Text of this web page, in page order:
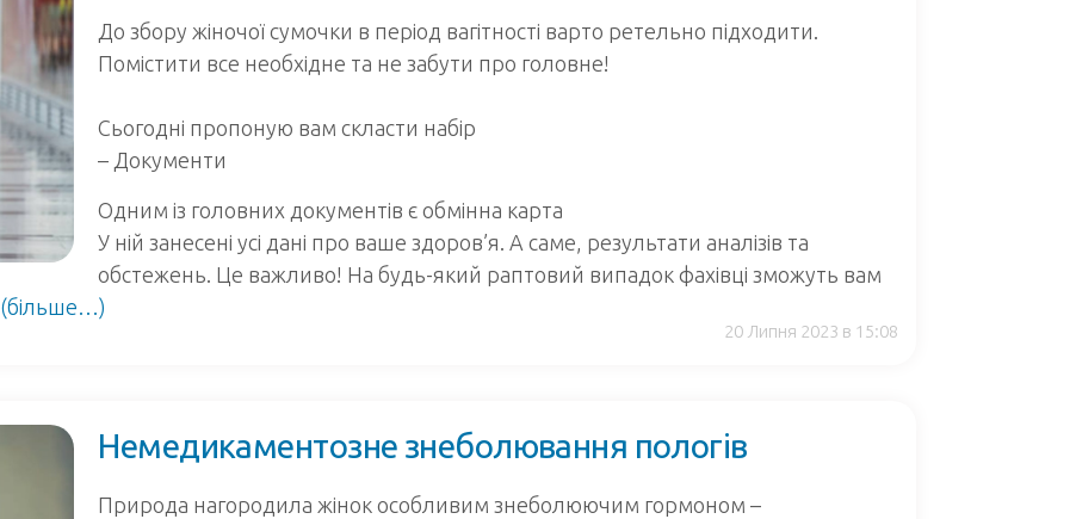
До збору жіночої сумочки в період вагітності варто ретельно підходити.
Помістити все необхідне та не забути про головне!
Сьогодні пропоную вам скласти набір ⠀
– Документи
Одним із головних документів є обмінна карта
У ній занесені усі дані про ваше здоров’я. А саме, результати аналізів та
обстежень. Це важливо! На будь-який раптовий випадок фахівці зможуть вам
(більше…)
20 Липня 2023 в 15:08
Немедикаментозне знеболювання пологів
Природа нагородила жінок особливим знеболюючим гормоном –